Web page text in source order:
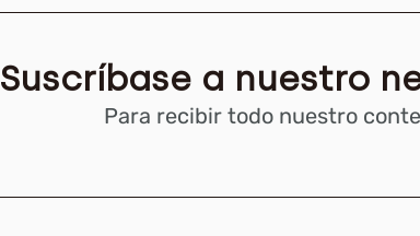
Suscríbase a nuestro
Para recibir todo nuestro